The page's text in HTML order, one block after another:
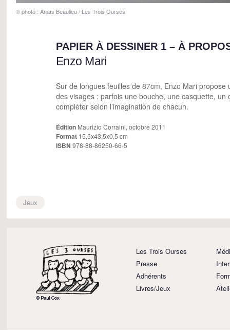
© photo : Anaïs Beaulieu / Les Trois Ourses
PAPIER À DESSINER 1 – À
Enzo Mari
Sur de longues feuilles de 87cm, Enzo Mari propose
des visages : parfois une bouche, une casquette,
compléter selon l’imagination de chacun.
Édition Maurizio Corraini, octobre 2011
Format 15,5x43,5x0,5 cm
ISBN 978-88-86250-66-5
Jeux
Les Trois Ourses
Presse
Adhérents
Livres/Jeux